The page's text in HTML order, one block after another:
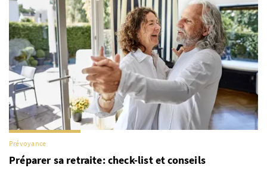
Prévoyance
Préparer sa retraite: check-list et conseils